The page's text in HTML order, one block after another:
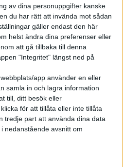
av dina personuppgifter kanske
du har rätt att invända mot sådan
gäller endast den här
helst ändra dina preferenser eller
att gå tillbaka till denna
"Integritet" längst ned på
app använder en eller
samla in och lagra information
till, ditt besök eller
för att tillåta eller inte tillåta
tredje part att använda dina data
nedanstående avsnitt om
skrotas direkt
till del av energisystemet
eldrivna volymmodell EX50
av ID. Polo
solid state-batterier